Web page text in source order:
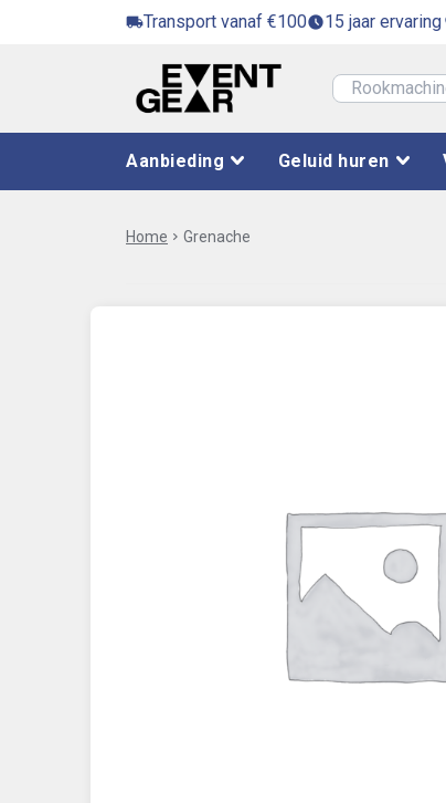
local_shippingTransport vanaf €100access_time_filled15 jaar ervaring
Aanbieding Geluid huren
Home chevron_right Grenache